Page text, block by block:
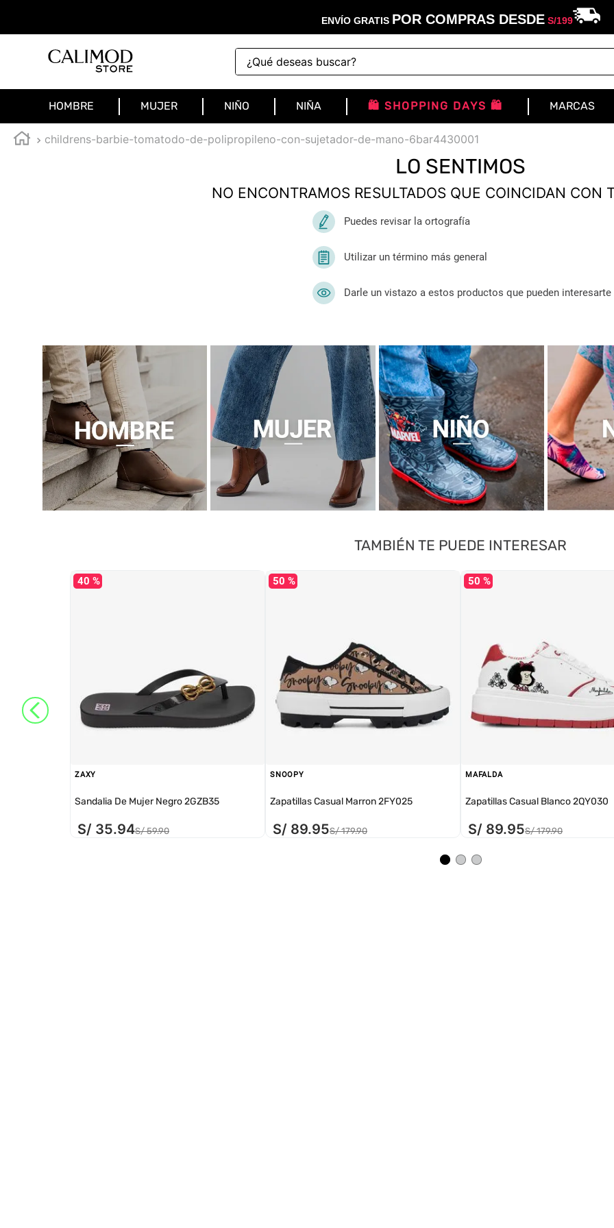
ENVÍO GRATIS POR COMPRAS DESDES/199
¿Qué deseas buscar?
HOMBRE MUJER NIÑO NIÑA 🛍️ SHOPPING DAYS 🛍️ MARCAS
childrens-barbie-tomatodo-de-polipropileno-con-sujetador-de-mano-6bar4430001
LO SENTIMOS
NO ENCONTRAMOS RESULTADOS QUE COINCIDAN CON
Puedes revisar la ortografía
Utilizar un término más general
Darle un vistazo a estos productos que pueden interesarte
TAMBIÉN TE PUEDE INTERESAR
40 %
ZAXY
Sandalia De Mujer Negro 2GZB35
S/ 35.94S/ 59.90
50 %
SNOOPY
Zapatillas Casual Marron 2FY025
S/ 89.95S/ 179.90
50 %
MAFALDA
Zapatillas Casual Blanco 2QY030
S/ 89.95S/ 179.90